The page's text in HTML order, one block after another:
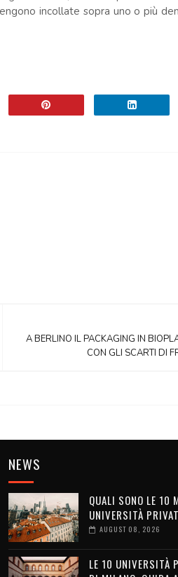
incollate sopra uno o più
A BERLINO IL PACKAGING IN
CON GLI SCARTI DI
NEWS
QUALI SONO LE 10
UNIVERSITÀ
AUGUST 08, 2026
LE 10 UNIVERSITÀ